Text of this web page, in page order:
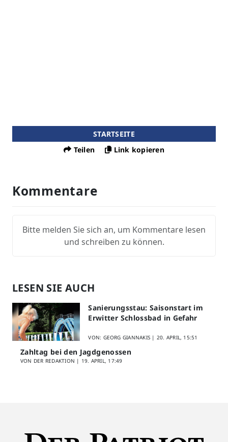
STARTSEITE
Teilen
Link kopieren
Kommentare
Bitte melden Sie sich an, um Kommentare lesen
und schreiben zu können.
LESEN SIE AUCH
Sanierungsstau: Saisonstart im
Erwitter Schlossbad in Gefahr
VON: GEORG GIANNAKIS | 20. APRIL, 15:51
Zahltag bei den Jagdgenossen
VON DER REDAKTION | 19. APRIL, 17:49